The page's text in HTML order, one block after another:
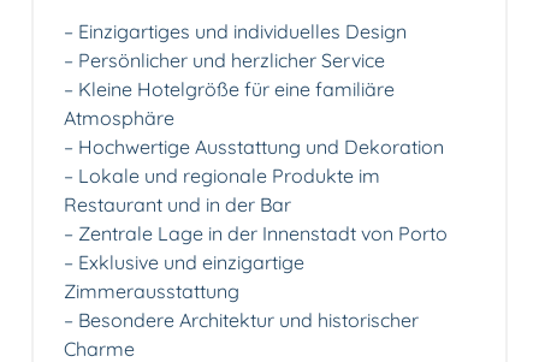
– Einzigartiges und individuelles Design
– Persönlicher und herzlicher Service
– Kleine Hotelgröße für eine familiäre
Atmosphäre
– Hochwertige Ausstattung und Dekoration
– Lokale und regionale Produkte im
Restaurant und in der Bar
– Zentrale Lage in der Innenstadt von Porto
– Exklusive und einzigartige
Zimmerausstattung
– Besondere Architektur und historischer
Charme